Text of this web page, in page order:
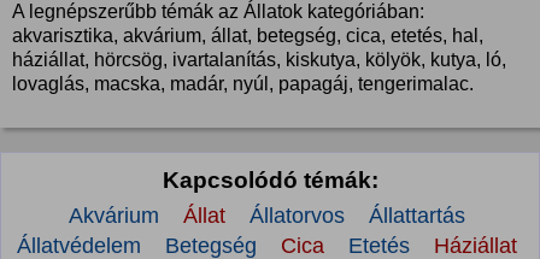
A legnépszerűbb témák az Állatok kategóriában:
akvarisztika, akvárium, állat, betegség, cica, etetés, hal,
háziállat, hörcsög, ivartalanítás, kiskutya, kölyök, kutya, ló,
lovaglás, macska, madár, nyúl, papagáj, tengerimalac.
Kapcsolódó témák:
Akvárium Állat Állatorvos
Állattartás
Állatvédelem
Betegség Cica Etetés
Háziállat